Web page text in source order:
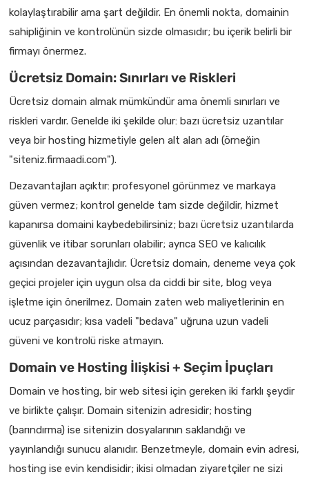
kolaylaştırabilir ama şart değildir. En önemli nokta, domainin
sahipliğinin ve kontrolünün sizde olmasıdır; bu içerik belirli bir
firmayı önermez.
Ücretsiz Domain: Sınırları ve Riskleri
Ücretsiz domain almak mümkündür ama önemli sınırları ve
riskleri vardır. Genelde iki şekilde olur: bazı ücretsiz uzantılar
veya bir hosting hizmetiyle gelen alt alan adı (örneğin
"siteniz.firmaadi.com").
Dezavantajları açıktır: profesyonel görünmez ve markaya
güven vermez; kontrol genelde tam sizde değildir, hizmet
kapanırsa domaini kaybedebilirsiniz; bazı ücretsiz uzantılarda
güvenlik ve itibar sorunları olabilir; ayrıca SEO ve kalıcılık
açısından dezavantajlıdır. Ücretsiz domain, deneme veya çok
geçici projeler için uygun olsa da ciddi bir site, blog veya
işletme için önerilmez. Domain zaten web maliyetlerinin en
ucuz parçasıdır; kısa vadeli "bedava" uğruna uzun vadeli
güveni ve kontrolü riske atmayın.
Domain ve Hosting İlişkisi + Seçim İpuçları
Domain ve hosting, bir web sitesi için gereken iki farklı şeydir
ve birlikte çalışır. Domain sitenizin adresidir; hosting
(barındırma) ise sitenizin dosyalarının saklandığı ve
yayınlandığı sunucu alanıdır. Benzetmeyle, domain evin adresi,
hosting ise evin kendisidir; ikisi olmadan ziyaretçiler ne sizi